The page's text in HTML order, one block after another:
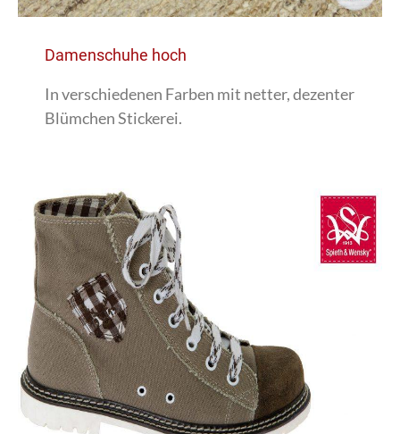
Damenschuhe hoch
In verschiedenen Farben mit netter, dezenter
Blümchen Stickerei.